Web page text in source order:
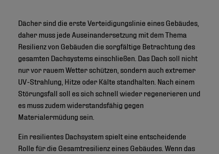
Dächer sind die erste Verteidigungslinie eines Gebäudes,
daher muss jede Auseinandersetzung mit dem Thema
Resilienz von Gebäuden die sorgfältige Betrachtung des
gesamten Dachsystems einschließen. Das Dach soll nicht
nur vor rauem Wetter schützen, sondern auch extremer
UV-Strahlung, Hitze oder Kälte standhalten. Nach einem
Störungsfall soll es sich schnell wieder regenerieren und
es muss zudem widerstandsfähig gegen
Materialermüdung sein.
Ein resilientes Dachsystem spielt eine entscheidende
Rolle für die Gesamtresilienz eines Gebäudes. Wenn das